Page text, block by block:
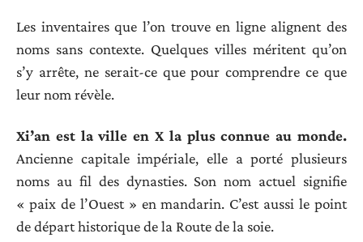
Les inventaires que l’on trouve en ligne alignent des
noms sans contexte. Quelques villes méritent qu’on
s’y arrête, ne serait-ce que pour comprendre ce que
leur nom révèle.
Xi’an est la ville en X la plus connue au monde.
Ancienne capitale impériale, elle a porté plusieurs
noms au fil des dynasties. Son nom actuel signifie
« paix de l’Ouest » en mandarin. C’est aussi le point
de départ historique de la Route de la soie.